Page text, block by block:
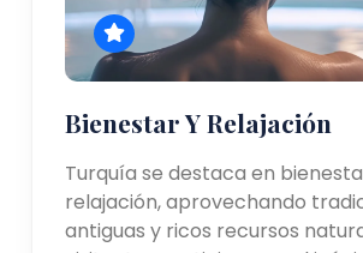
Bienestar Y Relajación
Turquía se destaca en
relajación, aprovechando
antiguas y ricos recursos